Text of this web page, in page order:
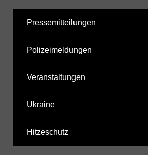
Pressemitteilungen
Polizeimeldungen
Veranstaltungen
Ukraine
Hitzeschutz